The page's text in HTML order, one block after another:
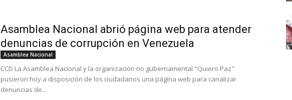
Asamblea Nacional abrió página web para atender
denuncias de corrupción en Venezuela
Asamblea Nacional
CCD La Asamblea Nacional y la organización no gubernamental "Quiero Paz"
pusieron hoy a disposición de los ciudadanos una página web para canalizar
denuncias de...